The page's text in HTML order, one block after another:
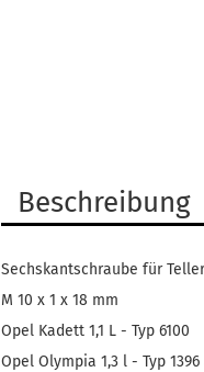
Beschreibung
Sechskantschraube für
M 10 x 1 x 18 mm
Opel Kadett 1,1 L - Typ 6100
Opel Olympia 1,3 l - Typ 1396